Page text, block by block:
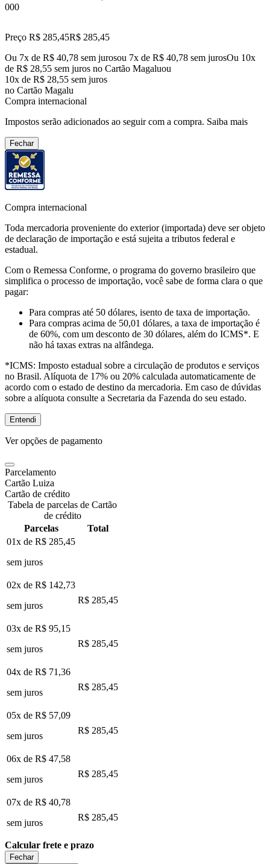
000
Preço R$ 285,45R$ 285,45
Ou 7x de R$ 40,78 sem jurosou 7x de R$ 40,78 sem jurosOu 10x
de R$ 28,55 sem juros no Cartão Magaluou
10x de R$ 28,55 sem juros
no Cartão Magalu
Compra internacional
Impostos serão adicionados ao seguir com a compra. Saiba mais
Fechar
Compra internacional
Toda mercadoria proveniente do exterior (importada) deve ser objeto
de declaração de importação e está sujeita a tributos federal e
estadual.
Com o Remessa Conforme, o programa do governo brasileiro que
simplifica o processo de importação, você sabe de forma clara o que
pagar:
Para compras até 50 dólares, isento de taxa de importação.
Para compras acima de 50,01 dólares, a taxa de importação é
de 60%, com um desconto de 30 dólares, além do ICMS*. E
não há taxas extras na alfândega.
*ICMS: Imposto estadual sobre a circulação de produtos e serviços
no Brasil. Alíquota de 17% ou 20% calculada automaticamente de
acordo com o estado de destino da mercadoria. Em caso de dúvidas
sobre a alíquota consulte a Secretaria da Fazenda do seu estado.
Entendi
Ver opções de pagamento
Parcelamento
Cartão Luiza
Cartão de crédito
Tabela de parcelas de Cartão
de crédito
Parcelas
Total
01x de R$ 285,45
sem juros
02x de R$ 142,73
sem juros
R$ 285,45
03x de R$ 95,15
sem juros
R$ 285,45
04x de R$ 71,36
sem juros
R$ 285,45
05x de R$ 57,09
sem juros
R$ 285,45
06x de R$ 47,58
sem juros
R$ 285,45
07x de R$ 40,78
sem juros
R$ 285,45
Calcular frete e prazo
Fechar